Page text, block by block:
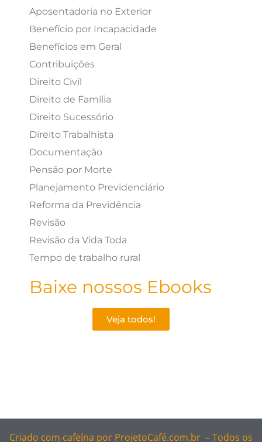
Aposentadoria no Exterior
Benefício por Incapacidade
Benefícios em Geral
Contribuições
Direito Civíl
Direito de Família
Direito Sucessório
Direito Trabalhista
Documentação
Pensão por Morte
Planejamento Previdenciário
Reforma da Previdência
Revisão
Revisão da Vida Toda
Tempo de trabalho rural
Baixe nossos Ebooks
Veja todos!
Criado com cafeína por ProjetoCafé.com.br –Todos os